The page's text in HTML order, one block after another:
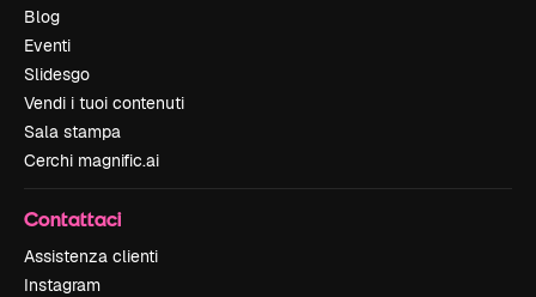
Blog
Eventi
Slidesgo
Vendi i tuoi contenuti
Sala stampa
Cerchi magnific.ai
Contattaci
Assistenza clienti
Instagram